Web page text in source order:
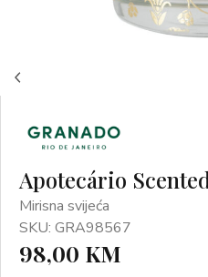
Apotecário
Mirisna svijeća
SKU: GRA98567
98,00 KM